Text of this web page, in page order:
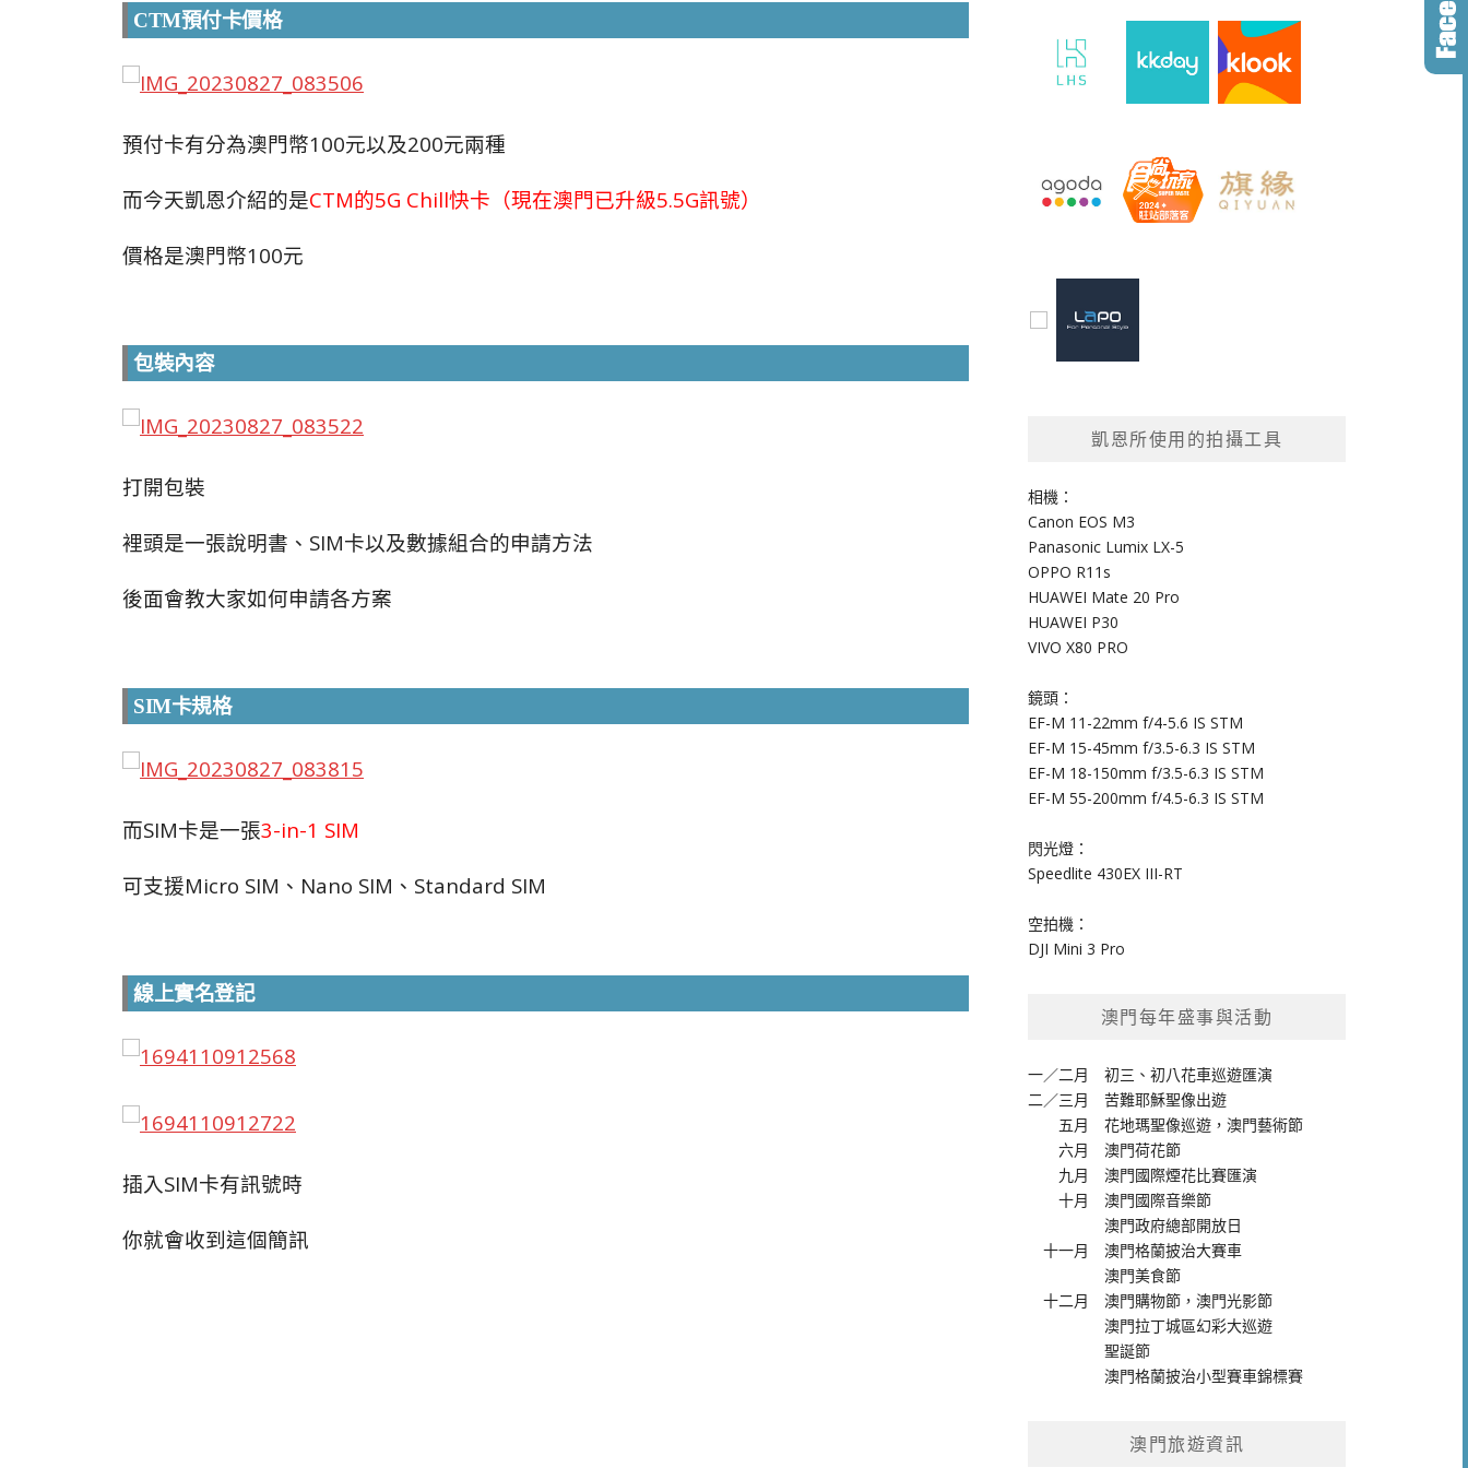
CTM預付卡價格
預付卡有分為澳門幣100元以及200元兩種
而今天凱恩介紹的是CTM的5G Chill快卡（現在澳門已升級5.5G訊號）
價格是澳門幣100元
包裝內容
打開包裝
裡頭是一張說明書、SIM卡以及數據組合的申請方法
後面會教大家如何申請各方案
SIM卡規格
而SIM卡是一張3-in-1 SIM
可支援Micro SIM、Nano SIM、Standard SIM
線上實名登記
插入SIM卡有訊號時
你就會收到這個簡訊
凱恩所使用的拍攝工具
相機：
Canon EOS M3
Panasonic Lumix LX-5
OPPO R11s
HUAWEI Mate 20 Pro
HUAWEI P30
VIVO X80 PRO
鏡頭：
EF-M 11-22mm f/4-5.6 IS STM
EF-M 15-45mm f/3.5-6.3 IS STM
EF-M 18-150mm f/3.5-6.3 IS STM
EF-M 55-200mm f/4.5-6.3 IS STM
閃光燈：
Speedlite 430EX III-RT
空拍機：
DJI Mini 3 Pro
澳門每年盛事與活動
一／二月初三、初八花車巡遊匯演
二／三月苦難耶穌聖像出遊
五月花地瑪聖像巡遊 ，澳門藝術節
六月澳門荷花節
九月澳門國際煙花比賽匯演
十月澳門國際音樂節
澳門政府總部開放日
十一月澳門格蘭披治大賽車
澳門美食節
十二月澳門購物節 ，澳門光影節
澳門拉丁城區幻彩大巡遊
聖誕節
澳門格蘭披治小型賽車錦標賽
澳門旅遊資訊